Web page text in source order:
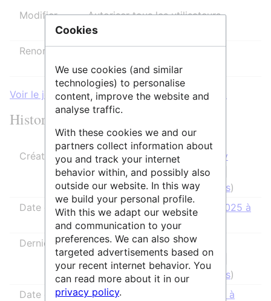
Modifier
Autoriser tous les utilisateurs
(infini)
Renommer
(infini)
Voir le journal des protections pour cette page.
Historique des modifications
Créateur de la page
SidonieRaffy
(discussion
contributions)
Date de création de la page
24 janvier 2025 à
11:56
Dernier rédacteur
Raphaël
(discussion
contributions)
Date de la dernière
12 juin 2026 à
Cookies
We use cookies (and similar
technologies) to personalise
content, improve the website and
analyse traffic.
With these cookies we and our
partners collect information about
you and track your internet
behavior within, and possibly also
outside our website. In this way
we build your personal profile.
With this we adapt our website
and communication to your
preferences. We can also show
targeted advertisements based on
your recent internet behavior. You
can read more about it in our
privacy policy.